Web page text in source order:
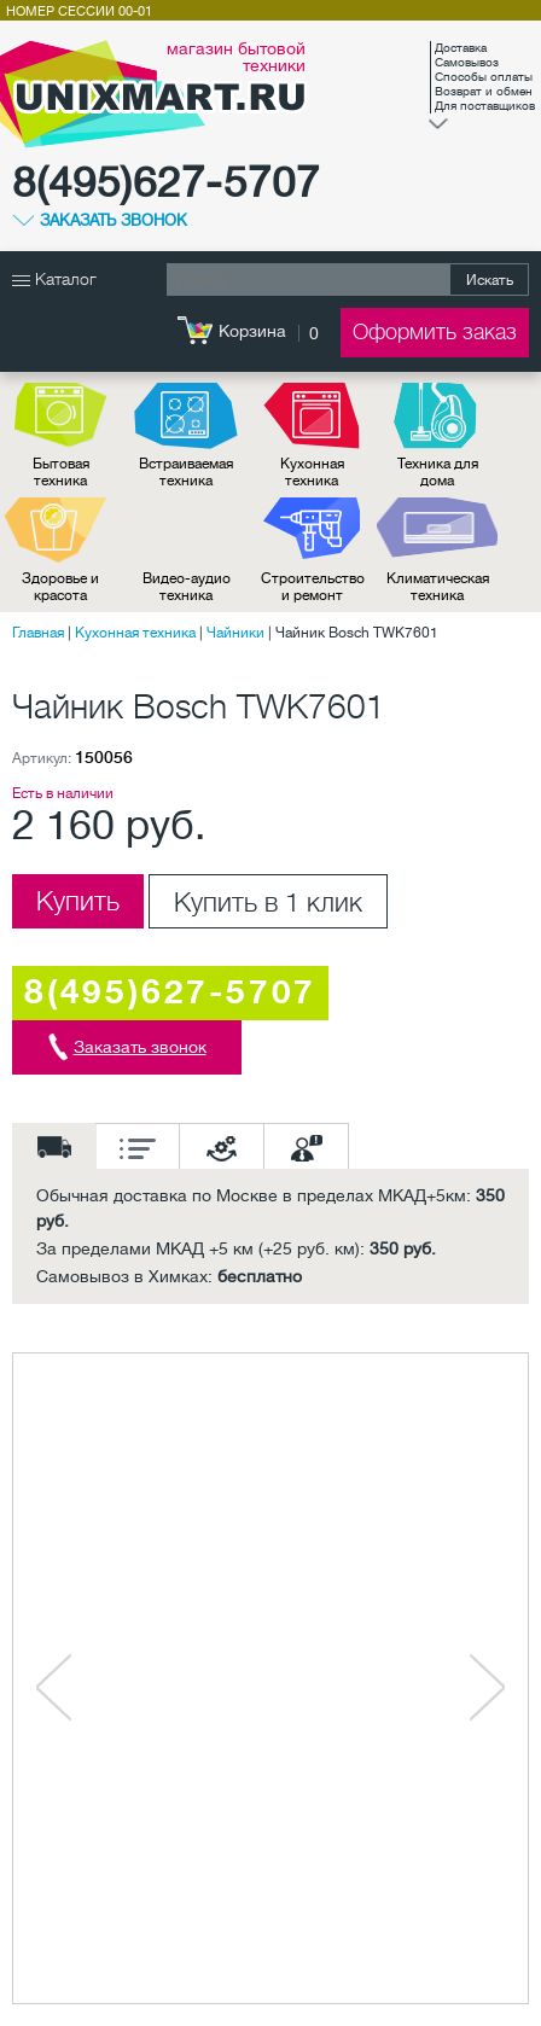
магазин бытовой
техники
8(495)627-5707
ЗАКАЗАТЬ ЗВОНОК
Доставка
Самовывоз
Способы оплаты
Возврат и обмен
Для поставщиков
НОМЕР СЕССИИ 00-01
Каталог Искать
Корзина 0 Оформить заказ
Бытовая
техника
Встраиваемая
техника
Кухонная
техника
Техника для
дома
Здоровье и
красота
Видео-аудио
техника
Строительство
и ремонт
Климатическая
техника
Главная Кухонная техника| Чайники Чайник Bosch TWK7601
Чайник Bosch TWK7601
Артикул: 150056
Есть в наличии
2 160 руб.
Купить Купить в 1 клик
8(495)627-5707
Заказать звонок
Обычная доставка по Москве в пределах МКАД+5км: 350
руб.
За пределами МКАД +5 км (+25 руб. км): 350 руб.
Самовывоз в Химках: бесплатно